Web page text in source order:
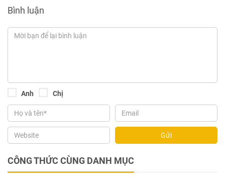
Bình luận
Anh Chị
Gửi
CÔNG THỨC CÙNG DANH MỤC